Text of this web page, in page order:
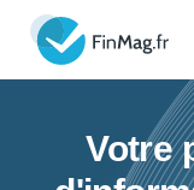
Votre